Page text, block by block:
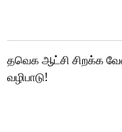
தவெக ஆட்சி சிறக்க
வழிபாடு!